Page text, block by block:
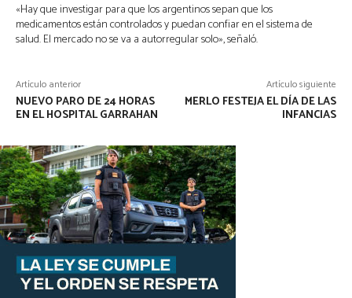
«Hay que investigar para que los argentinos sepan que los
medicamentos están controlados y puedan confiar en el sistema de
salud. El mercado no se va a autorregular solo», señaló.
Artículo anterior
NUEVO PARO DE 24 HORAS
EN EL HOSPITAL GARRAHAN
Artículo siguiente
MERLO FESTEJA EL DÍA DE LAS
INFANCIAS